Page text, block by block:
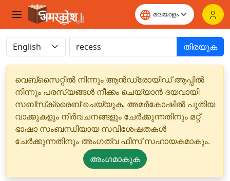
തിരയുക
വെബ്‌സൈറ്റിൽ നിന്നും ആൻഡ്രോയിഡ് ആപ്പിൽ
നിന്നും പരസ്യങ്ങൾ നീക്കം ചെയ്യാൻ ദയവായി
സബ്‌സ്‌ക്രൈബ് ചെയ്യുക. അമർകോഷിൽ പുതിയ
വാക്കുകളും നിർവചനങ്ങളും ചേർക്കുന്നതിനും മറ്റ്
ഭാഷാ സംബന്ധിയായ സവിശേഷതകൾ
ചേർക്കുന്നതിനും അംഗത്വ ഫീസ് സഹായകമാകും.
അംഗമാകുക